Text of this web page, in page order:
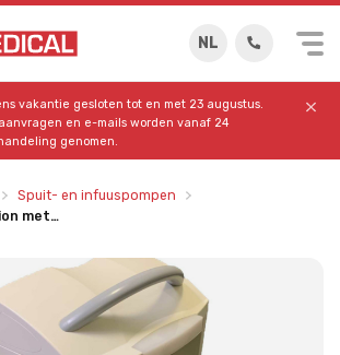
NL
vakantie gesloten tot en met 23 augustus.
en e-mails worden vanaf 24
genomen.
Spuit- en infuuspompen
met…